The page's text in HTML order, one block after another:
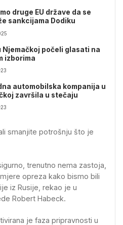
druge EU države da se
sankcijama Dodiku
Njemačkoj počeli glasati na
izborima
automobilska kompanija u
završila u stečaju
smanjite potrošnju što je
trenutno nema zastoja,
opreza kako bismo bili
iz Rusije, rekao je u
Robert Habeck.
je faza pripravnosti u